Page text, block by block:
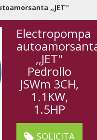
,,JET''
Electropompa
,,JET''
Pedrollo
JSWm 3CH,
1.1KW,
1.5HP
SOLICITA